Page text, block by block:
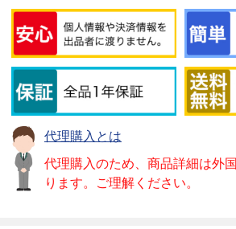
代理購入とは
代理購入のため、商品詳細は外
ります。ご理解ください。